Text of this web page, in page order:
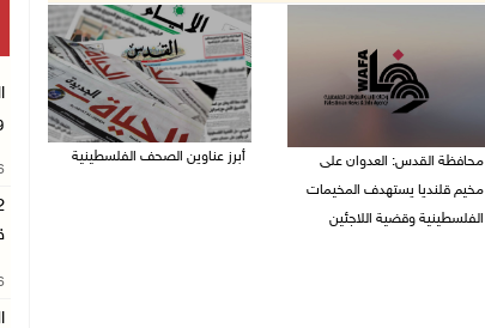
محافظة القدس: العدوان على
مخيم قلنديا يستهدف المخيمات
الفلسطينية وقضية اللاجئين
أبرز عناوين الصحف الفلسطينية